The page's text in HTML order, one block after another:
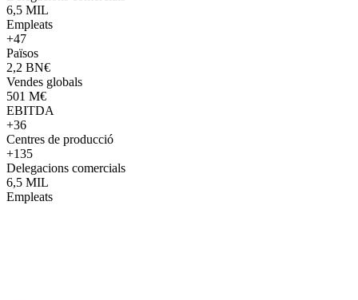
6,5 MIL
Empleats
+47
Països
2,2 BN€
Vendes globals
501 M€
EBITDA
+36
Centres de producció
+135
Delegacions comercials
6,5 MIL
Empleats